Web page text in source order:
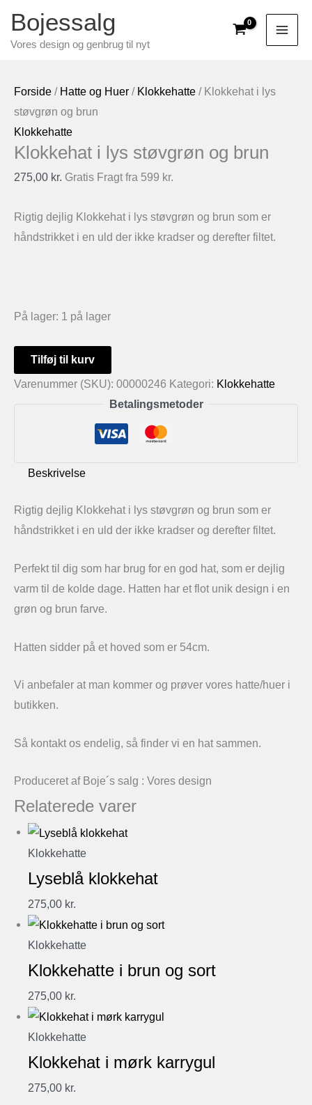
indholdet
Bojessalg
Vores design og genbrug til nyt
Forside / Hatte og Huer / Klokkehatte / Klokkehat i lys
støvgrøn og brun
Klokkehatte
Klokkehat i lys støvgrøn og brun
275,00 kr. Gratis Fragt fra 599 kr.
Rigtig dejlig Klokkehat i lys støvgrøn og brun som er
håndstrikket i en uld der ikke kradser og derefter filtet.
På lager: 1 på lager
Klokkehat
i
antal
Tilføj til kurv
Varenummer (SKU): 00000246 Kategori: Klokkehatte
Betalingsmetoder
Beskrivelse
Rigtig dejlig Klokkehat i lys støvgrøn og brun som er
håndstrikket i en uld der ikke kradser og derefter filtet.
Perfekt til dig som har brug for en god hat, som er dejlig
varm til de kolde dage. Hatten har et flot unik design i en
grøn og brun farve.
Hatten sidder på et hoved som er 54cm.
Vi anbefaler at man kommer og prøver vores hatte/huer i
butikken.
Så kontakt os endelig, så finder vi en hat sammen.
Produceret af Boje´s salg : Vores design
Relaterede varer
Klokkehatte
Lyseblå klokkehat
275,00 kr.
Klokkehatte
Klokkehatte i brun og sort
275,00 kr.
Klokkehatte
Klokkehat i mørk karrygul
275,00 kr.